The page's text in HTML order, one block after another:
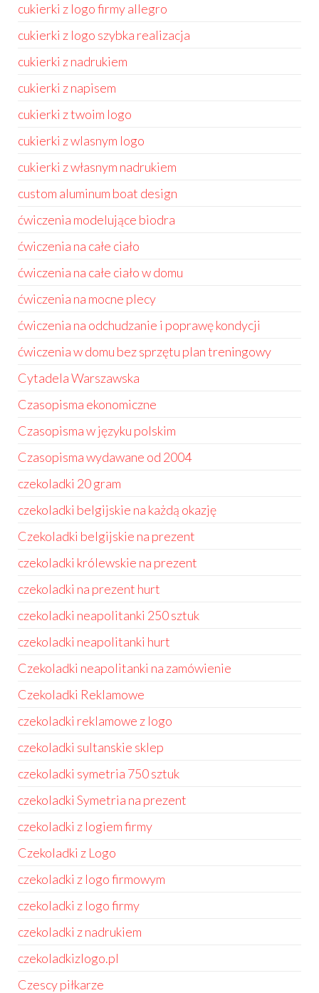
cukierki z logo firmy allegro
cukierki z logo szybka realizacja
cukierki z nadrukiem
cukierki z napisem
cukierki z twoim logo
cukierki z wlasnym logo
cukierki z własnym nadrukiem
custom aluminum boat design
ćwiczenia modelujące biodra
ćwiczenia na całe ciało
ćwiczenia na całe ciało w domu
ćwiczenia na mocne plecy
ćwiczenia na odchudzanie i poprawę kondycji
ćwiczenia w domu bez sprzętu plan treningowy
Cytadela Warszawska
Czasopisma ekonomiczne
Czasopisma w języku polskim
Czasopisma wydawane od 2004
czekoladki 20 gram
czekoladki belgijskie na każdą okazję
Czekoladki belgijskie na prezent
czekoladki królewskie na prezent
czekoladki na prezent hurt
czekoladki neapolitanki 250 sztuk
czekoladki neapolitanki hurt
Czekoladki neapolitanki na zamówienie
Czekoladki Reklamowe
czekoladki reklamowe z logo
czekoladki sultanskie sklep
czekoladki symetria 750 sztuk
czekoladki Symetria na prezent
czekoladki z logiem firmy
Czekoladki z Logo
czekoladki z logo firmowym
czekoladki z logo firmy
czekoladki z nadrukiem
czekoladkizlogo.pl
Czescy piłkarze